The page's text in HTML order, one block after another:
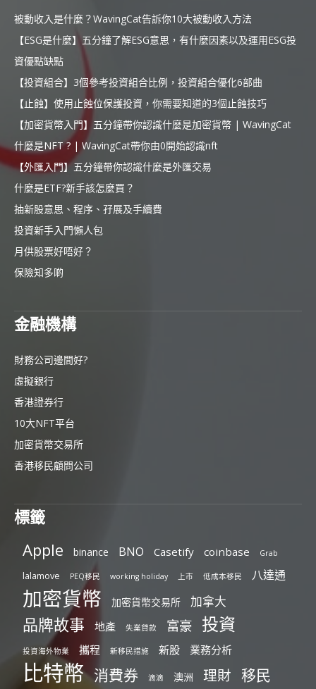
被動收入是什麼？WavingCat告訴你10大被動收入方法
【ESG是什麼】五分鐘了解ESG意思，有什麼因素以及運用ESG投
資優點缺點
【投資組合】3個參考投資組合比例，投資組合優化6部曲
【止蝕】使用止蝕位保護投資，你需要知道的3個止蝕技巧
【加密貨幣入門】五分鐘帶你認識什麼是加密貨幣 | WavingCat
什麼是NFT ? | WavingCat帶你由0開始認識nft
【外匯入門】五分鐘帶你認識什麼是外匯交易
什麼是ETF?新手該怎麼買？
抽新股意思、程序、孖展及手續費
投資新手入門懶人包
月供股票好唔好？
保險知多啲
金融機構
財務公司邊間好?
虛擬銀行
香港證券行
10大NFT平台
加密貨幣交易所
香港移民顧問公司
標籤
Apple binance BNO Casetify coinbase Grab
lalamove PEQ移民 working holiday 上市 低成本移民 八達通
加密貨幣 加密貨幣交易所 加拿大
品牌故事 地產 失業貸款 富豪 投資
投資海外物業 攜程 新移民措施 新股 業務分析
比特幣 消費券 滴滴 澳洲 理財 移民